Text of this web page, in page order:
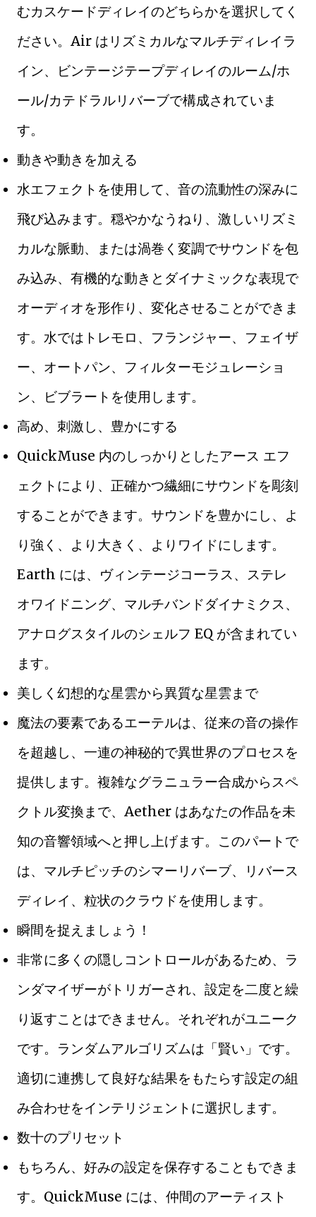
むカスケードディレイのどちらかを選択してく
ださい。Air はリズミカルなマルチディレイラ
イン、ビンテージテープディレイのルーム/ホ
ール/カテドラルリバーブで構成されていま
す。
動きや動きを加える
水エフェクトを使用して、音の流動性の深みに
飛び込みます。穏やかなうねり、激しいリズミ
カルな脈動、または渦巻く変調でサウンドを包
み込み、有機的な動きとダイナミックな表現で
オーディオを形作り、変化させることができま
す。水ではトレモロ、フランジャー、フェイザ
ー、オートパン、フィルターモジュレーショ
ン、ビブラートを使用します。
高め、刺激し、豊かにする
QuickMuse 内のしっかりとしたアース エフ
ェクトにより、正確かつ繊細にサウンドを彫刻
することができます。サウンドを豊かにし、よ
り強く、より大きく、よりワイドにします。
Earth には、ヴィンテージコーラス、ステレ
オワイドニング、マルチバンドダイナミクス、
アナログスタイルのシェルフ EQ が含まれてい
ます。
美しく幻想的な星雲から異質な星雲まで
魔法の要素であるエーテルは、従来の音の操作
を超越し、一連の神秘的で異世界のプロセスを
提供します。複雑なグラニュラー合成からスペ
クトル変換まで、Aether はあなたの作品を未
知の音響領域へと押し上げます。このパートで
は、マルチピッチのシマーリバーブ、リバース
ディレイ、粒状のクラウドを使用します。
瞬間を捉えましょう！
非常に多くの隠しコントロールがあるため、ラ
ンダマイザーがトリガーされ、設定を二度と繰
り返すことはできません。それぞれがユニーク
です。ランダムアルゴリズムは「賢い」です。
適切に連携して良好な結果をもたらす設定の組
み合わせをインテリジェントに選択します。
数十のプリセット
もちろん、好みの設定を保存することもできま
す。QuickMuse には、仲間のアーティスト